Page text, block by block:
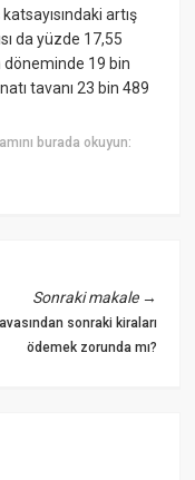
artış
da yüzde 17,55
döneminde 19 bin
tavanı 23 bin 489
burada okuyun:
Sonraki makale→
sonraki kiraları
ödemek zorunda mı?